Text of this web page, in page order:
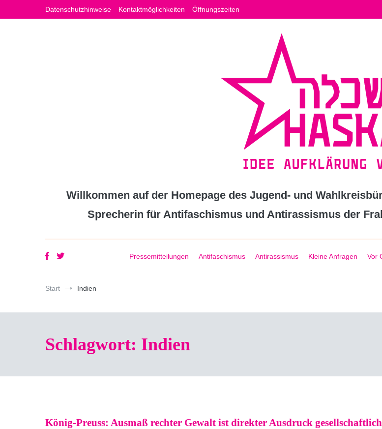
springen
Datenschutzhinweise Kontaktmöglichkeiten Öffnungszeiten
Willkommen auf der Homepage des Jugend- und
Sprecherin für Antifaschismus und Antirassismus der
Pressemitteilungen Antifaschismus Antirassismus Kleine Anfragen Vor
Start Indien
Schlagwort: Indien
König-Preuss: Ausmaß rechter Gewalt ist direkter Ausdruck gesellschaftlich